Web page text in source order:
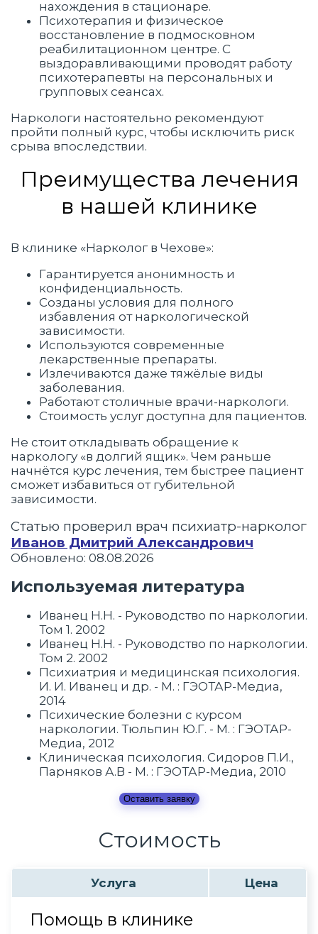
нахождения в стационаре.
Психотерапия и физическое
восстановление в подмосковном
реабилитационном центре. С
выздоравливающими проводят работу
психотерапевты на персональных и
групповых сеансах.
Наркологи настоятельно рекомендуют
пройти полный курс, чтобы исключить риск
срыва впоследствии.
Преимущества лечения
в нашей клинике
В клинике «Нарколог в Чехове»:
Гарантируется анонимность и
конфиденциальность.
Созданы условия для полного
избавления от наркологической
зависимости.
Используются современные
лекарственные препараты.
Излечиваются даже тяжёлые виды
заболевания.
Работают столичные врачи-наркологи.
Стоимость услуг доступна для пациентов.
Не стоит откладывать обращение к
наркологу «в долгий ящик». Чем раньше
начнётся курс лечения, тем быстрее пациент
сможет избавиться от губительной
зависимости.
Статью проверил врач психиатр-нарколог
Иванов Дмитрий Александрович
Обновлено: 08.08.2026
Используемая литература
Иванец Н.Н. - Руководство по наркологии.
Том 1. 2002
Иванец Н.Н. - Руководство по наркологии.
Том 2. 2002
Психиатрия и медицинская психология.
И. И. Иванец и др. - М. : ГЭОТАР-Медиа,
2014
Психические болезни с курсом
наркологии. Тюльпин Ю.Г. - М. : ГЭОТАР-
Медиа, 2012
Клиническая психология. Сидоров П.И.,
Парняков А.В - М. : ГЭОТАР-Медиа, 2010
Оставить заявку
Стоимость
Услуга Цена
Помощь в клинике